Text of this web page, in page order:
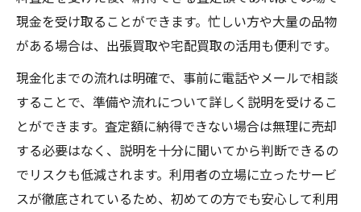
現金を受け取ることができます。忙しい方や大量の品物
がある場合は、出張買取や宅配買取の活用も便利です。
現金化までの流れは明確で、事前に電話やメールで相談
することで、準備や流れについて詳しく説明を受けるこ
とができます。査定額に納得できない場合は無理に売却
する必要はなく、説明を十分に聞いてから判断できるの
でリスクも低減されます。利用者の立場に立ったサービ
スが徹底されているため、初めての方でも安心して利用